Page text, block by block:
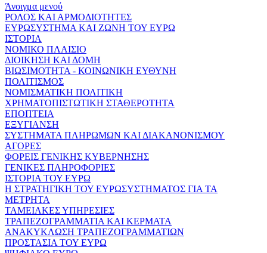
Άνοιγμα μενού
ΡΟΛΟΣ ΚΑΙ ΑΡΜΟΔΙΟΤΗΤΕΣ
ΕΥΡΩΣΥΣΤΗΜΑ ΚΑΙ ΖΩΝΗ ΤΟΥ ΕΥΡΩ
ΙΣΤΟΡΙΑ
ΝΟΜΙΚΟ ΠΛΑΙΣΙΟ
ΔΙΟΙΚΗΣΗ ΚΑΙ ΔΟΜΗ
ΒΙΩΣΙΜΟΤΗΤΑ - ΚΟΙΝΩΝΙΚΗ ΕΥΘΥΝΗ
ΠΟΛΙΤΙΣΜΟΣ
ΝΟΜΙΣΜΑΤΙΚΗ ΠΟΛΙΤΙΚΗ
ΧΡΗΜΑΤΟΠΙΣΤΩΤΙΚΗ ΣΤΑΘΕΡΟΤΗΤΑ
ΕΠΟΠΤΕΙΑ
ΕΞΥΓΙΑΝΣΗ
ΣΥΣΤΗΜΑΤΑ ΠΛΗΡΩΜΩΝ ΚΑΙ ΔΙΑΚΑΝΟΝΙΣΜΟΥ
ΑΓΟΡΕΣ
ΦΟΡΕΙΣ ΓΕΝΙΚΗΣ ΚΥΒΕΡΝΗΣΗΣ
ΓΕΝΙΚΕΣ ΠΛΗΡΟΦΟΡΙΕΣ
ΙΣΤΟΡΙΑ ΤΟΥ ΕΥΡΩ
Η ΣΤΡΑΤΗΓΙΚΗ ΤΟΥ ΕΥΡΩΣΥΣΤΗΜΑΤΟΣ ΓΙΑ ΤΑ
ΜΕΤΡΗΤΑ
ΤΑΜΕΙΑΚΕΣ ΥΠΗΡΕΣΙΕΣ
ΤΡΑΠΕΖΟΓΡΑΜΜΑΤΙΑ ΚΑΙ ΚΕΡΜΑΤΑ
ΑΝΑΚΥΚΛΩΣΗ ΤΡΑΠΕΖΟΓΡΑΜΜΑΤΙΩΝ
ΠΡΟΣΤΑΣΙΑ ΤΟΥ ΕΥΡΩ